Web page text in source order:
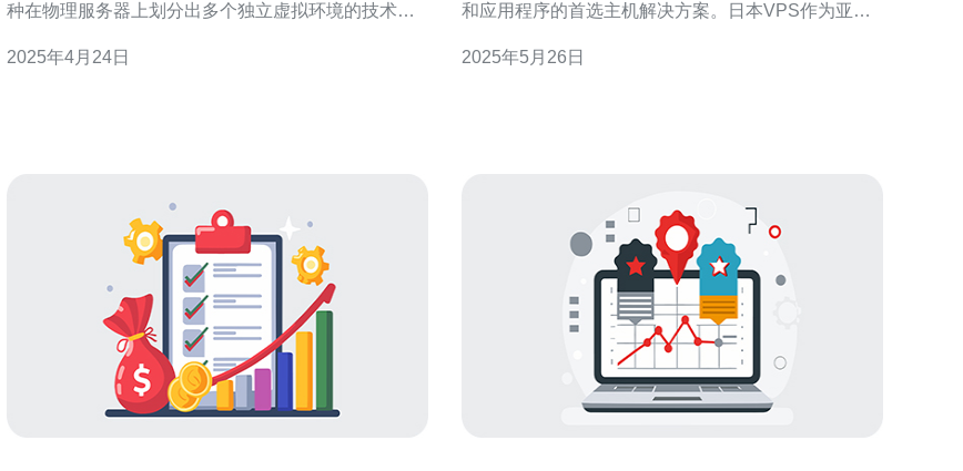
种在物理服务器上划分出多个独立虚拟环境的技术。
服务器一样运行应用程序和服务。 KDDI是日本领先的
2025年4月24日
和应用程序的首选主机解决方案。日本VPS作为亚洲
个免费视频，告诉您如何获得日本VPS，让您的网站
2025年5月26日